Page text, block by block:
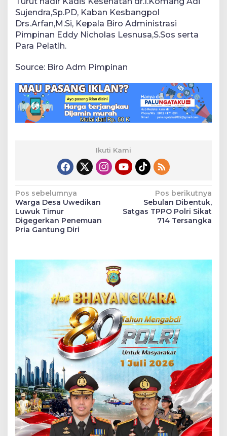
Sujendra,Sp.PD, Kaban Kesbangpol
Drs.Arfan,M.Si, Kepala Biro Administrasi
Pimpinan Eddy Nicholas Lesnusa,S.Sos serta
Para Pelatih.
Source: Biro Adm Pimpinan
Ikuti Kami
Navigasi
pos
Pos sebelumnya
Warga Desa Uwedikan
Luwuk Timur
Digegerkan Penemuan
Pria Gantung Diri
Pos berikutnya
Sebulan Dibentuk,
Satgas TPPO Polri Sikat
714 Tersangka